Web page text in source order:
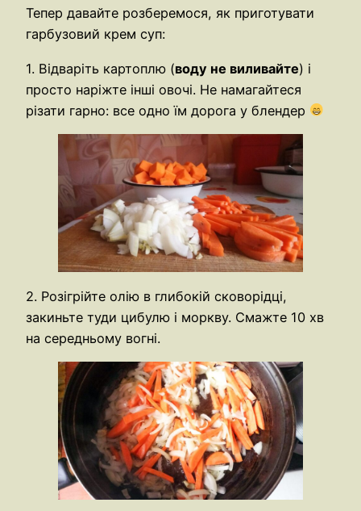
Тепер давайте розберемося, як приготувати
гарбузовий крем суп:
1. Відваріть картоплю (воду не виливайте) і
просто наріжте інші овочі. Не намагайтеся
різати гарно: все одно їм дорога у блендер
2. Розігрійте олію в глибокій сковорідці,
закиньте туди цибулю і моркву. Смажте 10 хв
на середньому вогні.